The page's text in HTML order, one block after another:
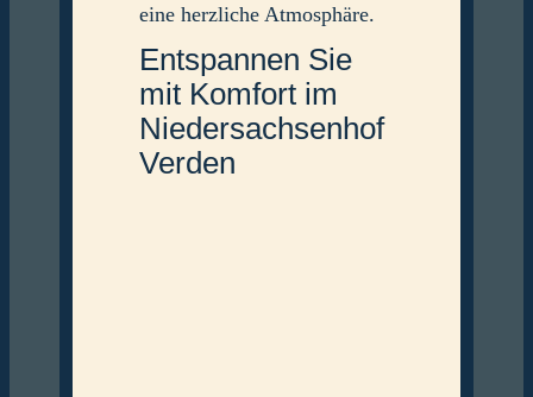
eine herzliche Atmosphäre.
Entspannen Sie
mit Komfort im
Niedersach­senhof
Verden